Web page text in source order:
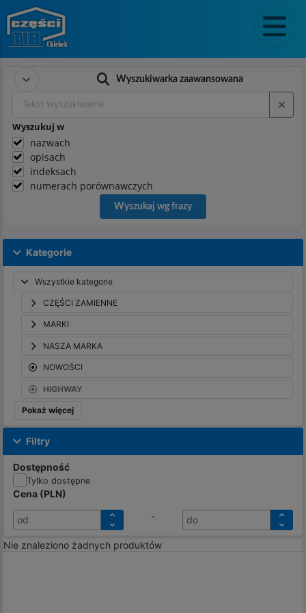
Wyszukiwarka zaawansowana
Wyszukuj w
nazwach
opisach
indeksach
numerach porównawczych
Wyszukaj wg frazy
Kategorie
Wszystkie kategorie
CZĘŚCI ZAMIENNE
MARKI
NASZA MARKA
NOWOŚCI
HIGHWAY
Pokaż więcej
Filtry
Dostępność
Tylko dostępne
Cena (PLN)
od - do
Nie znaleziono żadnych produktów